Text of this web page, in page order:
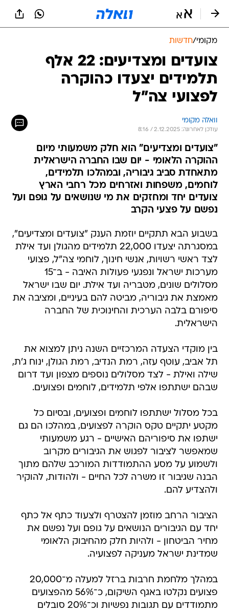
מקומי/חדשות
צועדים ומצדיעים: 22 אלף
תלמידים יצעדו כהוקרה
לפצועי צה"ל
וואלה מקומי
עודכן לאחרונה: 2.12.2025 / 8:16
"צועדים ומצדיעים" הוא חלק משמעותי מיום
ההוקרה הלאומי - יום שבו החברה הישראלית
מתאחדת סביב גיבוריה, ובמהלכו תלמידים,
לוחמים, משפחות ואזרחים מכל רחבי הארץ
צועדים יחד ומחזקים את מי שנושאים על גופם ועל
נפשם על פצעי הקרב
בשבוע הבא תתקיים יוזמת הענק "צועדים ומצדיעים",
במסגרתה יצעדו 22,000 תלמידים מהגולן ועד אילת
לצד ראשי רשויות, אנשי חינוך, לוחמי צה"ל, פצועי
מערכות ישראל ונפגעי פעולות האיבה - ב־15
מסלולים שונים, מטבריה ועד אילת. יום שבו ישראל
מאמצת את גיבוריה, מביטה להם בעיניים, ומציבה את
סיפורם בלבה הערכית והחינוכית של החברה
הישראלית.
בין מוקדי הצעדה המרכזיים השנה ניתן למצוא את
תל אביב, עוטף עזה, רמת הנדיב, רמת הגולן, ינוח ג'ת,
שילה ואילת - לצד מסלולים נוספים מצפון ועד דרום
שבהם ישתתפו אלפי תלמידים, לוחמים ופצועים.
בכל מסלול ישתתפו לוחמים ופצועים, ובסיום כל
מקטע יתקיים טקס הוקרה לפצועים, במהלכו הם גם
ישתפו את סיפוריהם האישיים - רגע משמעותי
שמאפשר לציבור לפגוש את הגיבורים מקרוב
ולשמוע על מסע ההתמודדות המורכב שלהם מתוך
הבנה שגיבור זו משרה לכל החיים - ולהודות, להוקיר
ולהצדיע להם.
הציבור הרחב מוזמן להצטרף ולצעוד כתף אל כתף
יחד עם הגיבורים הנושאים על גופם ועל נפשם את
מחיר הביטחון - ולהיות חלק מהחיבוק הלאומי
שמדינת ישראל מעניקה לפצועיה.
במהלך מלחמת חרבות ברזל למעלה מ־20,000
פצועים נקלטו באגף השיקום, כ־56% מהפצועים
מתמודדים עם תגובות נפשיות וכ־20% סובלים